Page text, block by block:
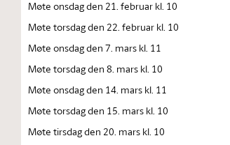
Møte onsdag den 21. februar kl. 10
Møte torsdag den 22. februar kl. 10
Møte onsdag den 7. mars kl. 11
Møte torsdag den 8. mars kl. 10
Møte onsdag den 14. mars kl. 11
Møte torsdag den 15. mars kl. 10
Møte tirsdag den 20. mars kl. 10